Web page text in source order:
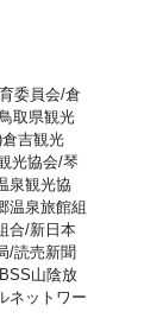
委員会/倉
取県観光
吉観光
光協会/琴
泉観光協
温泉旅館組
合/新日本
/読売新聞
山陰放
ネットワー